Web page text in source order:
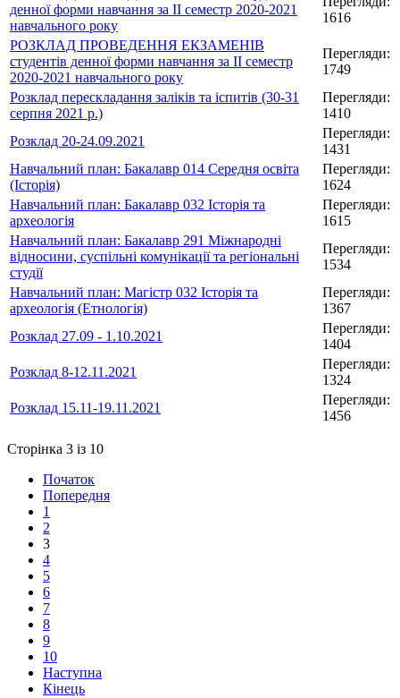
денної форми навчання за ІІ семестр 2020-2021
навчального року
1616
РОЗКЛАД ПРОВЕДЕННЯ ЕКЗАМЕНІВ
студентів денної форми навчання за ІІ семестр
2020-2021 навчального року
Перегляди:
1749
Розклад перескладання заліків та іспитів (30-31
серпня 2021 р.)
Перегляди:
1410
Розклад 20-24.09.2021
Перегляди:
1431
Навчальний план: Бакалавр 014 Середня освіта
(Історія)
Перегляди:
1624
Навчальний план: Бакалавр 032 Історія та
археологія
Перегляди:
1615
Навчальний план: Бакалавр 291 Міжнародні
відносини, суспільні комунікації та регіональні
студії
Перегляди:
1534
Навчальний план: Магістр 032 Історія та
археологія (Етнологія)
Перегляди:
1367
Розклад 27.09 - 1.10.2021
Перегляди:
1404
Розклад 8-12.11.2021
Перегляди:
1324
Розклад 15.11-19.11.2021
Перегляди:
1456
Сторінка 3 із 10
Початок
Попередня
1
2
3
4
5
6
7
8
9
10
Наступна
Кінець